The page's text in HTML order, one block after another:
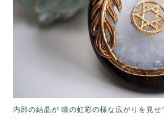
内部の結晶が 瞳の虹彩の様な広がりを見せ